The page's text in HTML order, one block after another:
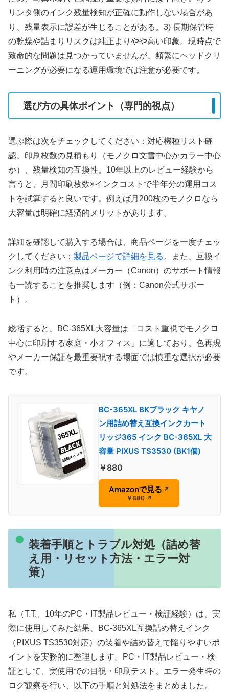
リンタ側のインク残量検知が正確に動作しない場合があ
り、残量表示に誤差が生じることがある。3) 長期保管時
の乾燥や詰まりリスクは純正よりやや高い印象。現時点で
致命的な問題は見つかっていませんが、頻繁にヘッドクリ
ーニングが必要になる運用環境では注意が必要です。
選び方の具体ポイント（専門的視点）
選ぶ際は次をチェックしてください：対応機種リスト確
認、印刷枚数の見積もり（モノクロ文書中心かカラー中心
か）、残量検知の互換性。10年以上のレビュー経験から
言うと、月間印刷枚数×インクコストで半年分の運用コス
トを試算すると良いです。例えば月200枚のモノクロなら
大容量は明確に経済的メリットがあります。
詳細を確認して購入する場合は、商品ページを一度チェッ
クしてください： 製品ページで詳細を見る 。また、互換イ
ンク利用時の注意点はメーカー（Canon）のサポート情報
も一読することを推奨します（例：Canon公式サポー
ト）。
総括すると、BC-365XL大容量は「コスト重視でモノクロ
中心に印刷する家庭・小オフィス」に適しており、色再現
やメーカー保証を最重要視する場面では慎重な選択が必要
です。
BC-365XL BKブラック キヤノ
ン用詰め替え互換インクカート
リッジ365 インク BC-365XL 大
容量 PIXUS TS3530 (BK1個)
￥880
Amazonで見る ↗
￥880 ↗
装着手順とトラブル対処（詰め替
え用・リセット方法・エラー対
策）
私（T.T.、10年のPC・IT製品レビュー・検証経験）は、実
際に使用してみた結果、BC-365XL互換詰め替えインク
（PIXUS TS3530対応）の装着や詰め替えで陥りやすいポ
イントを実務的に整理します。PC・IT製品レビュー・検
証として、実使用での目視・印刷テスト、エラー発生時の
ログ観察を行い、以下の手順と対処法をまとめました。